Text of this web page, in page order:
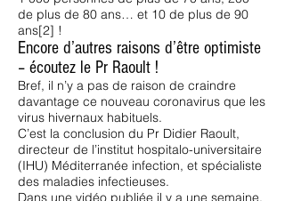
de plus de 80 ans… et 10 de plus de 90
ans[2] !
Encore d’autres raisons d’être optimiste
– écoutez le Pr Raoult !
Bref, il n’y a pas de raison de craindre
davantage ce nouveau coronavirus que les
virus hivernaux habituels.
C’est la conclusion du Pr Didier Raoult,
directeur de l’institut hospitalo-universitaire
(IHU) Méditerranée infection, et spécialiste
des maladies infectieuses.
Dans une vidéo publiée il y a une semaine,